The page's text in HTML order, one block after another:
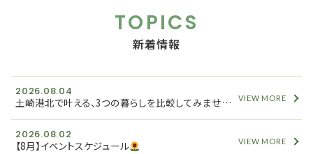
TOPICS
新着情報
2026.08.04
土崎港北で叶える、3つの暮らしを比較してみませんか？ VIEW MORE
2026.08.02
【8月】イベントスケジュール VIEW MORE